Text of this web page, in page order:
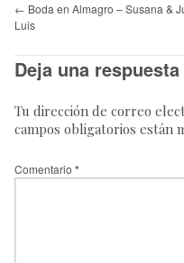
← Boda en Almagro – Susana &
Luis
Deja una respuesta
Tu dirección de correo
campos obligatorios están
Comentario *